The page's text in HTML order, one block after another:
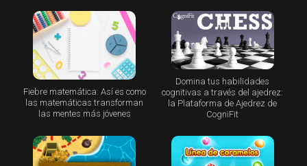
Fiebre matemática: Así es como
las matemáticas transforman
las mentes más jóvenes
Domina tus habilidades
cognitivas a través del ajedrez:
la Plataforma de Ajedrez de
CogniFit